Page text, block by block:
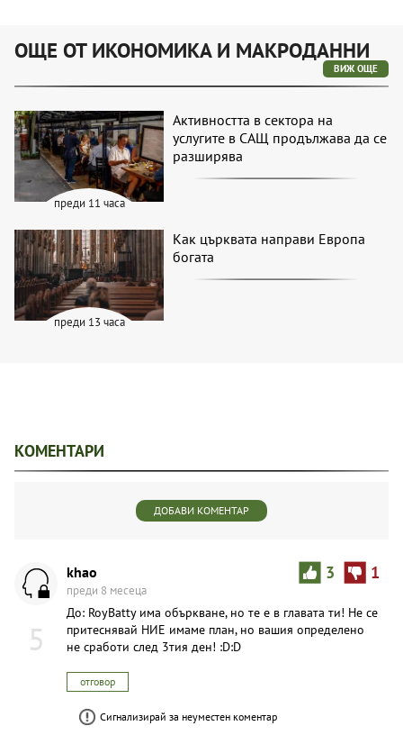
ОЩЕ ОТ ИКОНОМИКА И МАКРОДАННИ
ВИЖ ОЩЕ
преди 11 часа
Активността в сектора на
услугите в САЩ продължава да се
разширява
преди 13 часа
Как църквата направи Европа
богата
КОМЕНТАРИ
ДОБАВИ КОМЕНТАР
5
3 1
khao
преди 8 месеца
До: RoyBatty има объркване, но те е в главата ти! Не се
притеснявай НИЕ имаме план, но вашия определено
не сработи след 3тия ден! :D:D
отговор
Сигнализирай за неуместен коментар